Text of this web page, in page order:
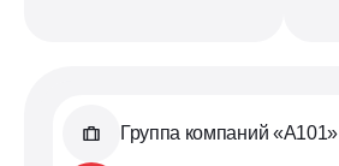
Группа компаний «А101»